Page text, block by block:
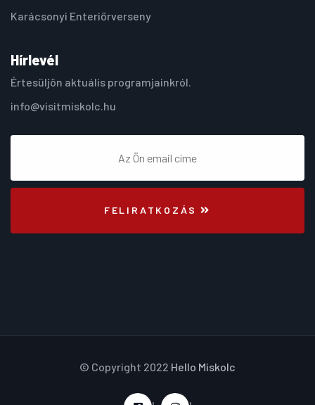
Karácsonyi Enteriőrverseny
Hírlevél
Értesüljön aktuális programjainkról.
info@visitmiskolc.hu
FELIRATKOZÁS
© Copyright 2022 Hello Miskolc